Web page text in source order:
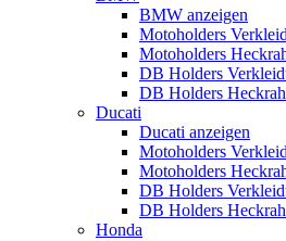
BMW anzeigen
Motoholders
Motoholders
DB Holders
DB Holders
Ducati
Ducati anzeigen
Motoholders
Motoholders
DB Holders
DB Holders
Honda